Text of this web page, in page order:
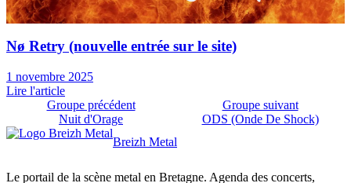
Nø Retry (nouvelle entrée sur le site)
1 novembre 2025
Lire l'article
Groupe précédent
Nuit d'Orage
Groupe suivant
ODS (Onde De Shock)
Breizh Metal
Le portail de la scène metal en Bretagne. Agenda des concerts,